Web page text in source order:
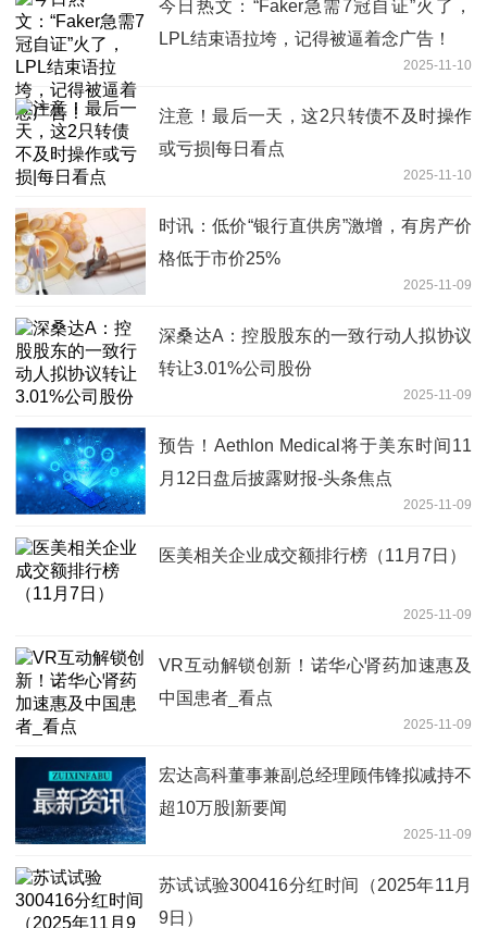
今日热文：“Faker急需7冠自证”火了，
LPL结束语拉垮，记得被逼着念广告！
2025-11-10
注意！最后一天，这2只转债不及时操作
或亏损|每日看点
2025-11-10
时讯：低价“银行直供房”激增，有房产价
格低于市价25%
2025-11-09
深桑达A：控股股东的一致行动人拟协议
转让3.01%公司股份
2025-11-09
预告！Aethlon Medical将于美东时间11
月12日盘后披露财报-头条焦点
2025-11-09
医美相关企业成交额排行榜（11月7日）
2025-11-09
VR互动解锁创新！诺华心肾药加速惠及
中国患者_看点
2025-11-09
宏达高科董事兼副总经理顾伟锋拟减持不
超10万股|新要闻
2025-11-09
苏试试验300416分红时间（2025年11月
9日）